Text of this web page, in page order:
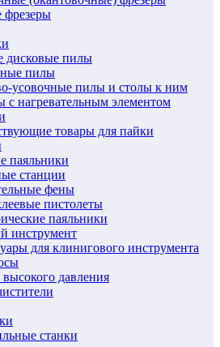
фрезеры
дисковые пилы
пилы
усовочные пилы и столы к ним
с нагревательным элементом
товары для пайки
паяльники
станции
фены
пистолеты
паяльники
инструмент
для клинигового инструмента
давления
станки